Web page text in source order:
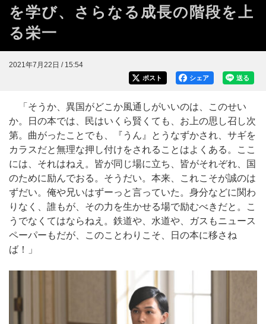
を学び、さらなる成長の階段を上
る栄一
2021年7月22日 / 15:54
送る
シェア
ポスト
「そうか、異国がどこか風通しがいいのは、このせい
か。日の本では、民はいくら賢くても、お上の思し召し次
第。曲がったことでも、『うん』とうなずかされ、サギを
カラスだと無理な押し付けをされることはよくある。ここ
には、それはねえ。皆が同じ場に立ち、皆がそれぞれ、国
のために励んでおる。そうだい。本来、これこそが誠のは
ずだい。俺や兄いはずーっと言っていた。身分などに関わ
りなく、誰もが、その力を生かせる場で励むべきだと。こ
うでなくてはならねえ。鉄道や、水道や、ガスもニュース
ペーパーもだが、このことわりこそ、日の本に移さね
ば！」